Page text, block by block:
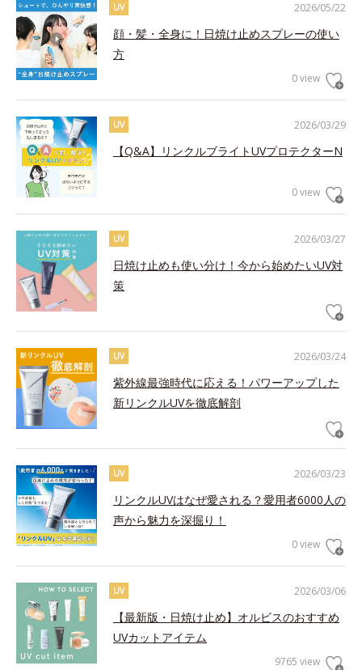
2026/05/22
UV
顔・髪・全身に！日焼け止めスプレーの使い
方
0 view
2026/03/29
UV
【Q&A】リンクルブライトUVプロテクターN
0 view
2026/03/27
UV
日焼け止めも使い分け！今から始めたいUV対
策
2026/03/24
UV
紫外線最強時代に応える！パワーアップした
新リンクルUVを徹底解剖
2026/03/23
UV
リンクルUVはなぜ愛される？愛用者6000人の
声から魅力を深掘り！
0 view
2026/03/06
UV
【最新版・日焼け止め】オルビスのおすすめ
UVカットアイテム
9765 view